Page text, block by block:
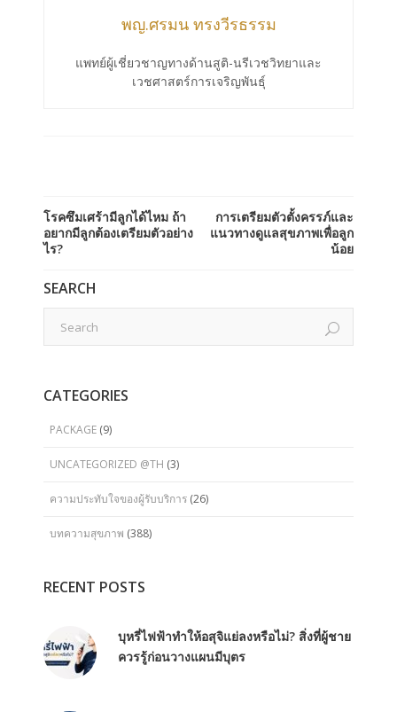
พญ.ศรมน ทรงวีรธรรม
แพทย์ผู้เชี่ยวชาญทางด้านสูติ-นรีเวชวิทยาและ
เวชศาสตร์การเจริญพันธุ์
โรคซึมเศร้ามีลูกได้ไหม ถ้า
อยากมีลูกต้องเตรียมตัวอย่าง
ไร?
การเตรียมตัวตั้งครรภ์และ
แนวทางดูแลสุขภาพเพื่อลูก
น้อย
SEARCH
CATEGORIES
PACKAGE (9)
UNCATEGORIZED @TH (3)
ความประทับใจของผู้รับบริการ (26)
บทความสุขภาพ (388)
RECENT POSTS
บุหรี่ไฟฟ้าทำให้อสุจิแย่ลงหรือไม่? สิ่งที่ผู้ชาย
ควรรู้ก่อนวางแผนมีบุตร